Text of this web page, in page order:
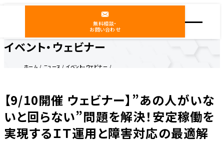
無料相談・
お問い合わせ
イベント・ウェビナー
ホーム ニュース
イベント・ウェビナー
【9/10開催 ウェビナー】”あの人がいな
いと回らない”問題を解決！安定稼働を
実現するＩＴ運用と障害対応の最適解